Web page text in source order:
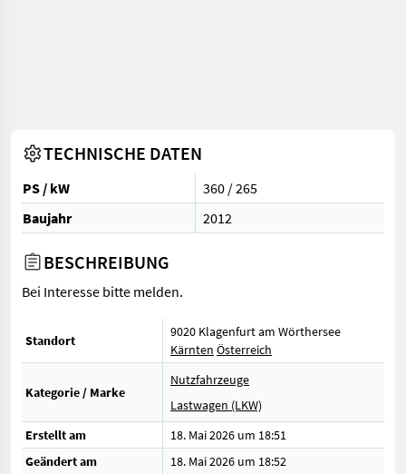
TECHNISCHE DATEN
PS / kW
360 / 265
Baujahr
2012
BESCHREIBUNG
Bei Interesse bitte melden.
Standort
9020 Klagenfurt am Wörthersee
Kärnten Österreich
Kategorie / Marke
Nutzfahrzeuge
Lastwagen (LKW)
Erstellt am
18. Mai 2026 um 18:51
Geändert am
18. Mai 2026 um 18:52